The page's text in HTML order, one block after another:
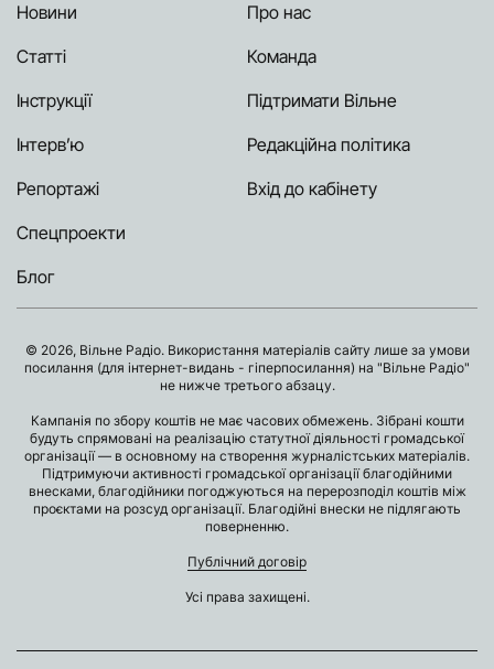
Новини
Статті
Інструкції
Інтерв’ю
Репортажі
Спецпроекти
Блог
Про нас
Команда
Підтримати Вільне
Редакційна політика
Вхід до кабінету
© 2026, Вільне Радіо. Використання матеріалів сайту лише за умови
посилання (для інтернет-видань - гіперпосилання) на "Вільне Радіо"
не нижче третього абзацу.
Кампанія по збору коштів не має часових обмежень. Зібрані кошти
будуть спрямовані на реалізацію статутної діяльності громадської
організації — в основному на створення журналістських матеріалів.
Підтримуючи активності громадської організації благодійними
внесками, благодійники погоджуються на перерозподіл коштів між
проєктами на розсуд організації. Благодійні внески не підлягають
поверненню.
Публічний договір
Усі права захищені.